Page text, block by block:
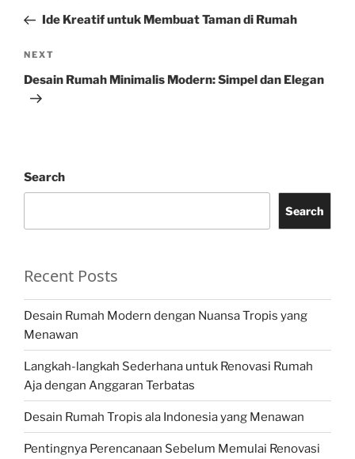
PostIde Kreatif untuk Membuat Taman di Rumah
Next
Post
NEXT
Desain Rumah Minimalis Modern: Simpel dan Elegan
Search
Search
Recent Posts
Desain Rumah Modern dengan Nuansa Tropis yang
Menawan
Langkah-langkah Sederhana untuk Renovasi Rumah
Aja dengan Anggaran Terbatas
Desain Rumah Tropis ala Indonesia yang Menawan
Pentingnya Perencanaan Sebelum Memulai Renovasi